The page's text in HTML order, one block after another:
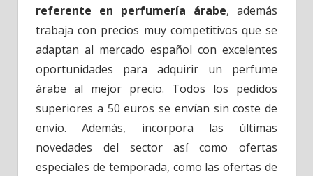
referente en perfumería árabe, además
trabaja con precios muy competitivos que se
adaptan al mercado español con excelentes
oportunidades para adquirir un perfume
árabe al mejor precio. Todos los pedidos
superiores a 50 euros se envían sin coste de
envío. Además, incorpora las últimas
novedades del sector así como ofertas
especiales de temporada, como las ofertas de